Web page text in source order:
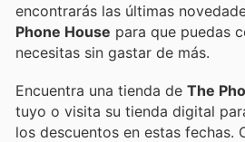
encontrarás las últimas
Phone House para que puedas
necesitas sin gastar de más.
Encuentra una tienda de The
tuyo o visita su tienda digital
los descuentos en estas fechas.